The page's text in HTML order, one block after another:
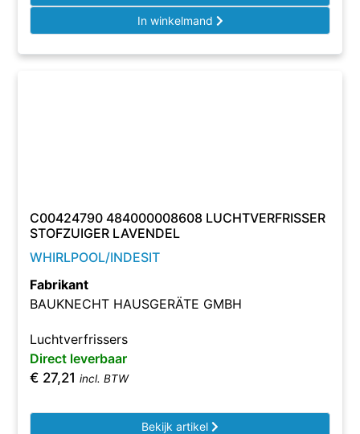
In winkelmand
C00424790 484000008608 LUCHTVERFRISSER
STOFZUIGER LAVENDEL
WHIRLPOOL/INDESIT
Fabrikant
BAUKNECHT HAUSGERÄTE GMBH
Luchtverfrissers
Direct leverbaar
€ 27,21 incl. BTW
Bekijk artikel